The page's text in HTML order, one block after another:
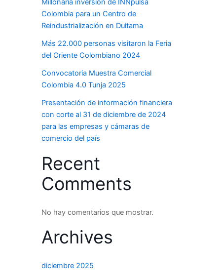
Millonaria inversión de INNpulsa
Colombia para un Centro de
Reindustrialización en Duitama
Más 22.000 personas visitaron la Feria
del Oriente Colombiano 2024
Convocatoria Muestra Comercial
Colombia 4.0 Tunja 2025
Presentación de información financiera
con corte al 31 de diciembre de 2024
para las empresas y cámaras de
comercio del país
Recent
Comments
No hay comentarios que mostrar.
Archives
diciembre 2025